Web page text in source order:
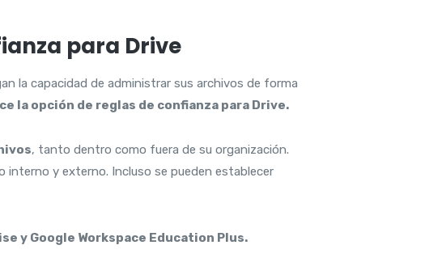
para Drive
la capacidad de administrar sus archivos de forma
la opción de reglas de confianza para Drive.
, tanto dentro como fuera de su organización.
interno y externo. Incluso se pueden establecer
y Google Workspace Education Plus.